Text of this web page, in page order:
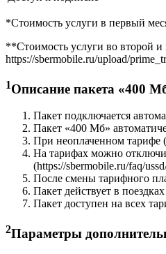
*Стоимость услуги в первый
**Стоимость услуги во второй
https://sbermobile.ru/upload/
1Описание пакета «400
Пакет подключается
Пакет «400 Мб»
При неоплаченном тарифе
На тарифах можно
(https://sbermobile.ru/faq/
После смены тарифного
Пакет действует в
Пакет доступен на всех
2Параметры